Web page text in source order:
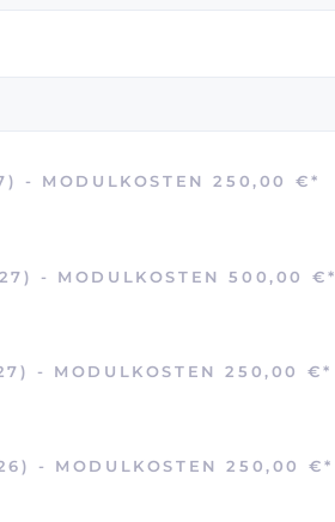
- MODULKOSTEN 250,00 €*
- MODULKOSTEN 500,00 €*
- MODULKOSTEN 250,00 €*
- MODULKOSTEN 250,00 €*